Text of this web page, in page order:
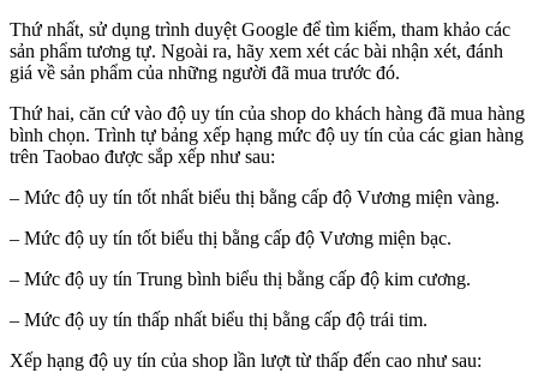
Thứ nhất, sử dụng trình duyệt Google để tìm kiếm, tham khảo các
sản phẩm tương tự. Ngoài ra, hãy xem xét các bài nhận xét, đánh
giá về sản phẩm của những người đã mua trước đó.
Thứ hai, căn cứ vào độ uy tín của shop do khách hàng đã mua hàng
bình chọn. Trình tự bảng xếp hạng mức độ uy tín của các gian hàng
trên Taobao được sắp xếp như sau:
– Mức độ uy tín tốt nhất biểu thị bằng cấp độ Vương miện vàng.
– Mức độ uy tín tốt biểu thị bằng cấp độ Vương miện bạc.
– Mức độ uy tín Trung bình biểu thị bằng cấp độ kim cương.
– Mức độ uy tín thấp nhất biểu thị bằng cấp độ trái tim.
Xếp hạng độ uy tín của shop lần lượt từ thấp đến cao như sau: